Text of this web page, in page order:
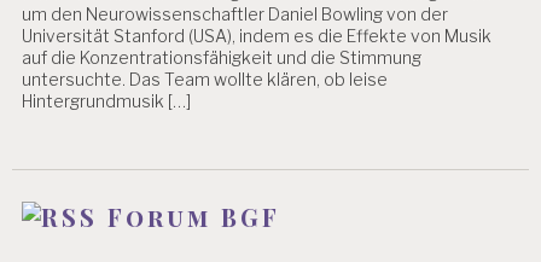
um den Neurowissenschaftler Daniel Bowling von der
Universität Stanford (USA), indem es die Effekte von Musik
auf die Konzentrationsfähigkeit und die Stimmung
untersuchte. Das Team wollte klären, ob leise
Hintergrundmusik […]
Forum BGF